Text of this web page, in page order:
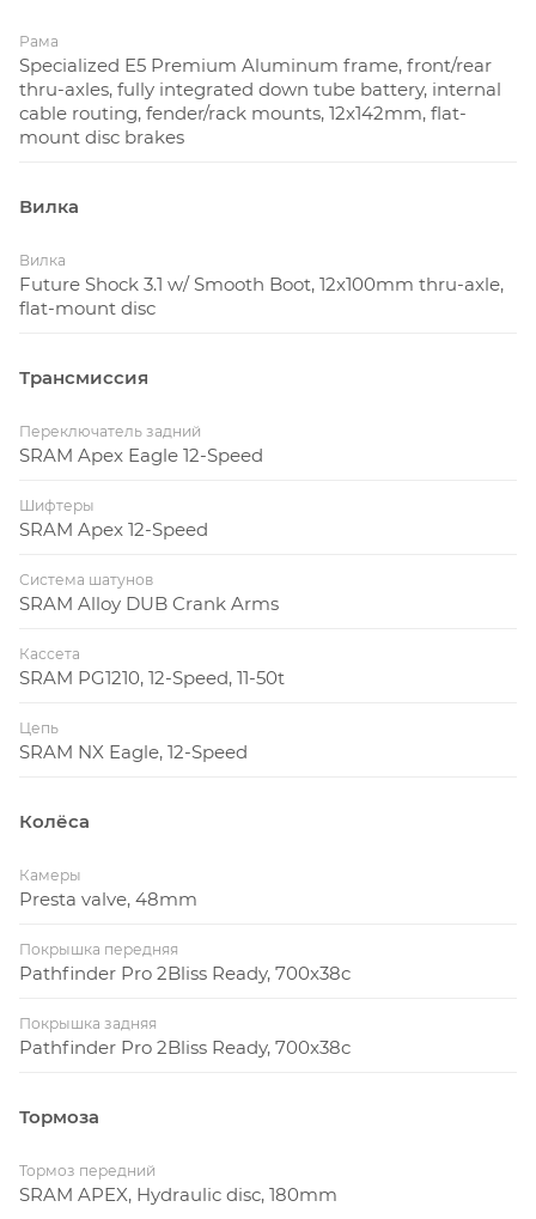
Рама
Specialized E5 Premium Aluminum frame, front/rear
thru-axles, fully integrated down tube battery, internal
cable routing, fender/rack mounts, 12x142mm, flat-
mount disc brakes
Вилка
Вилка
Future Shock 3.1 w/ Smooth Boot, 12x100mm thru-axle,
flat-mount disc
Трансмиссия
Переключатель задний
SRAM Apex Eagle 12-Speed
Шифтеры
SRAM Apex 12-Speed
Система шатунов
SRAM Alloy DUB Crank Arms
Кассета
SRAM PG1210, 12-Speed, 11-50t
Цепь
SRAM NX Eagle, 12-Speed
Колёса
Камеры
Presta valve, 48mm
Покрышка передняя
Pathfinder Pro 2Bliss Ready, 700x38c
Покрышка задняя
Pathfinder Pro 2Bliss Ready, 700x38c
Тормоза
Тормоз передний
SRAM APEX, Hydraulic disc, 180mm